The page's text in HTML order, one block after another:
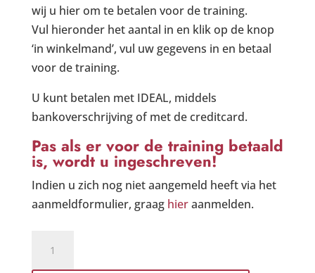
wij u hier om te betalen voor de training.
Vul hieronder het aantal in en klik op de knop
‘in winkelmand’, vul uw gegevens in en betaal
voor de training.
U kunt betalen met IDEAL, middels
bankoverschrijving of met de creditcard.
Pas als er voor de training betaald
is, wordt u ingeschreven!
Indien u zich nog niet aangemeld heeft via het
aanmeldformulier, graag hieraanmelden.
training